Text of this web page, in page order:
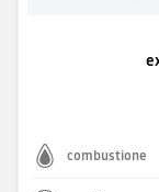
combustione